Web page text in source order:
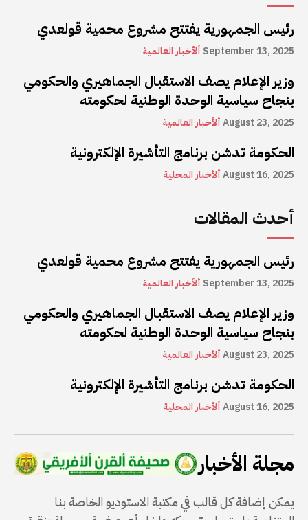
رئيس الجمهورية يفتتح مشروع محمية قولعدي
ألأخبار العالمية September 13, 2025
وزير الإعلام يصف الاستقبال الجماهيري والحكومي
بنجاح سياسية الوحدة الوطنية لحكومته
ألأخبار العالميةAugust 23, 2025
الحكومة تدشن برنامج التأشيرة الإلكترونية
ألأخبار المحليةAugust 16, 2025
أحدث المقالات
رئيس الجمهورية يفتتح مشروع محمية قولعدي
ألأخبار العالمية September 13, 2025
وزير الإعلام يصف الاستقبال الجماهيري والحكومي
بنجاح سياسية الوحدة الوطنية لحكومته
ألأخبار العالميةAugust 23, 2025
الحكومة تدشن برنامج التأشيرة الإلكترونية
ألأخبار المحليةAugust 16, 2025
مجلة الأخبار
يمكن إضافة كل قالب في مكتبة الاستوديو الخاصة بنا